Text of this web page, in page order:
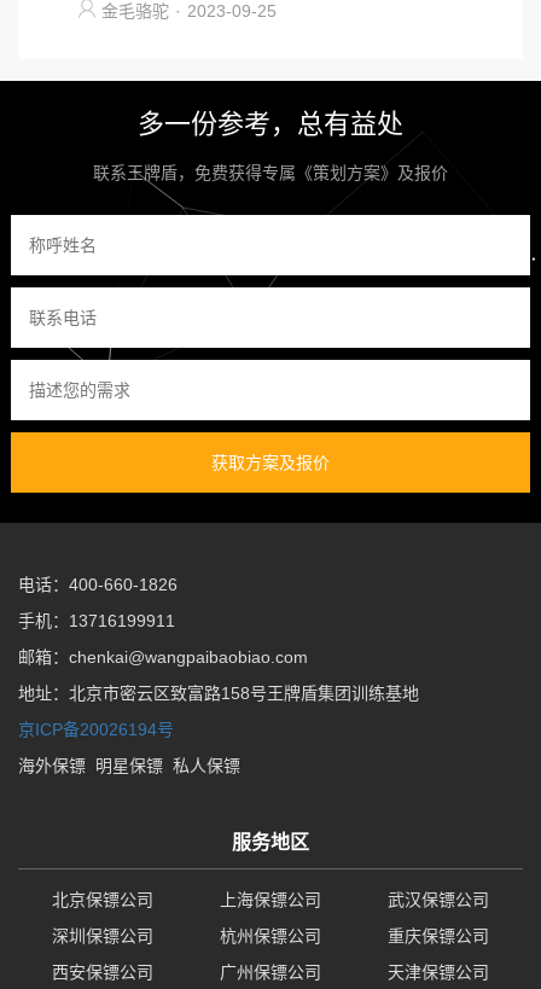
金毛骆驼 · 2023-09-25
多一份参考，总有益处
联系王牌盾，免费获得专属《策划方案》及报价
获取方案及报价
电话：400-660-1826
手机：13716199911
邮箱：chenkai@wangpaibaobiao.com
地址：北京市密云区致富路158号王牌盾集团训练基地
京ICP备20026194号
海外保镖
明星保镖 私人保镖
服务地区
北京保镖公司 上海保镖公司
武汉保镖公司
深圳保镖公司
杭州保镖公司
重庆保镖公司
西安保镖公司
广州保镖公司 天津保镖公司